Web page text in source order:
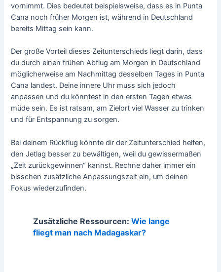
vornimmt. Dies bedeutet beispielsweise, dass es in Punta
Cana noch früher Morgen ist, während in Deutschland
bereits Mittag sein kann.
Der große Vorteil dieses Zeitunterschieds liegt darin, dass
du durch einen frühen Abflug am Morgen in Deutschland
möglicherweise am Nachmittag desselben Tages in Punta
Cana landest. Deine innere Uhr muss sich jedoch
anpassen und du könntest in den ersten Tagen etwas
müde sein. Es ist ratsam, am Zielort viel Wasser zu trinken
und für Entspannung zu sorgen.
Bei deinem Rückflug könnte dir der Zeitunterschied helfen,
den Jetlag besser zu bewältigen, weil du gewissermaßen
„Zeit zurückgewinnen“ kannst. Rechne daher immer ein
bisschen zusätzliche Anpassungszeit ein, um deinen
Fokus wiederzufinden.
Zusätzliche Ressourcen: Wie lange
fliegt man nach Madagaskar?